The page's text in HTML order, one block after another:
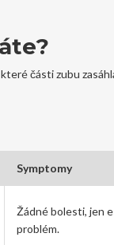
části zubu
Symptomy
Žádné bolesti, jen
problém.